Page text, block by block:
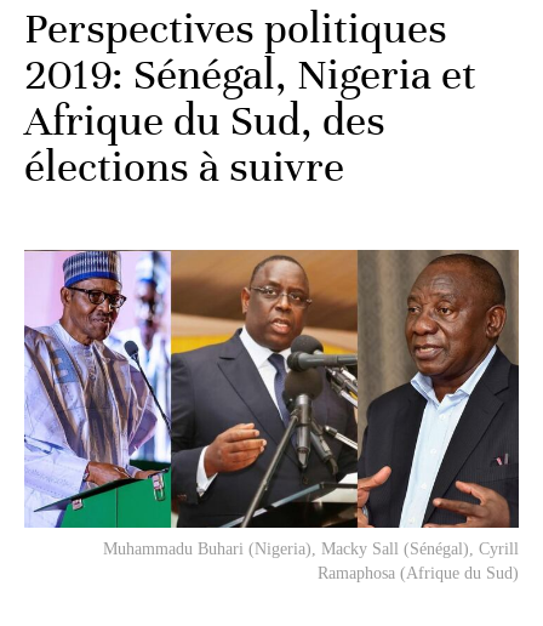
Perspectives politiques
2019: Sénégal, Nigeria et
Afrique du Sud, des
élections à suivre
Muhammadu Buhari (Nigeria), Macky Sall (Sénégal), Cyrill
Ramaphosa (Afrique du Sud)